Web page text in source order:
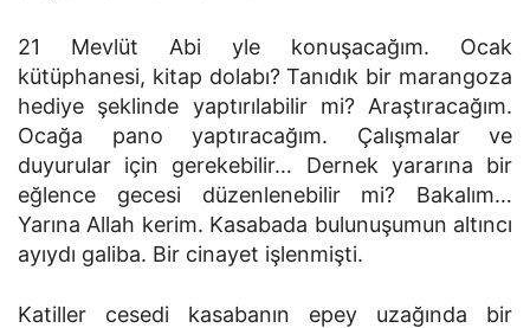
21 Mevlüt Abi yle konuşacağım. Ocak
kütüphanesi, kitap dolabı? Tanıdık bir marangoza
hediye şeklinde yaptırılabilir mi? Araştıracağım.
Ocağa pano yaptıracağım. Çalışmalar ve
duyurular için gerekebilir… Dernek yararına bir
eğlence gecesi düzenlenebilir mi? Bakalım…
Yarına Allah kerim. Kasabada bulunuşumun altıncı
ayıydı galiba. Bir cinayet işlenmişti.
Katiller cesedi kasabanın epey uzağında bir